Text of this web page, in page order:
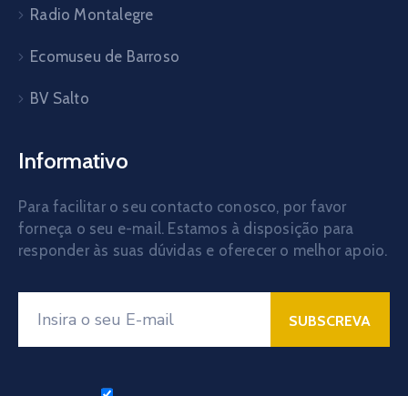
Radio Montalegre
Ecomuseu de Barroso
BV Salto
Informativo
Para facilitar o seu contacto conosco, por favor
forneça o seu e-mail. Estamos à disposição para
responder às suas dúvidas e oferecer o melhor apoio.